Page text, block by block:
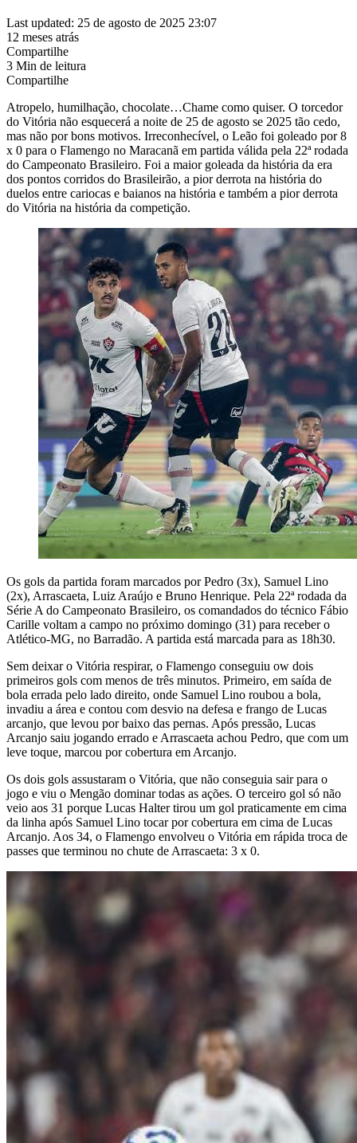
Last updated: 25 de agosto de 2025 23:07
12 meses atrás
Compartilhe
3 Min de leitura
Compartilhe
Atropelo, humilhação, chocolate…Chame como quiser. O torcedor
do Vitória não esquecerá a noite de 25 de agosto se 2025 tão cedo,
mas não por bons motivos. Irreconhecível, o Leão foi goleado por 8
x 0 para o Flamengo no Maracanã em partida válida pela 22ª rodada
do Campeonato Brasileiro. Foi a maior goleada da história da era
dos pontos corridos do Brasileirão, a pior derrota na história do
duelos entre cariocas e baianos na história e também a pior derrota
do Vitória na história da competição.
Os gols da partida foram marcados por Pedro (3x), Samuel Lino
(2x), Arrascaeta, Luiz Araújo e Bruno Henrique. Pela 22ª rodada da
Série A do Campeonato Brasileiro, os comandados do técnico Fábio
Carille voltam a campo no próximo domingo (31) para receber o
Atlético-MG, no Barradão. A partida está marcada para as 18h30.
Sem deixar o Vitória respirar, o Flamengo conseguiu ow dois
primeiros gols com menos de três minutos. Primeiro, em saída de
bola errada pelo lado direito, onde Samuel Lino roubou a bola,
invadiu a área e contou com desvio na defesa e frango de Lucas
arcanjo, que levou por baixo das pernas. Após pressão, Lucas
Arcanjo saiu jogando errado e Arrascaeta achou Pedro, que com um
leve toque, marcou por cobertura em Arcanjo.
Os dois gols assustaram o Vitória, que não conseguia sair para o
jogo e viu o Mengão dominar todas as ações. O terceiro gol só não
veio aos 31 porque Lucas Halter tirou um gol praticamente em cima
da linha após Samuel Lino tocar por cobertura em cima de Lucas
Arcanjo. Aos 34, o Flamengo envolveu o Vitória em rápida troca de
passes que terminou no chute de Arrascaeta: 3 x 0.